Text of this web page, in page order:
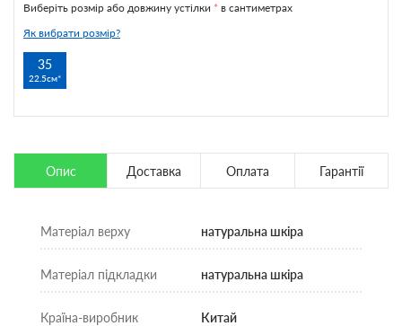
Виберіть розмір або довжину устілки * в сантиметрах
Як вибрати розмір?
35
22.5см
Опис Доставка Оплата Гарантії
Матеріал верху натуральна шкіра
Матеріал підкладки натуральна шкіра
Країна-виробник Китай